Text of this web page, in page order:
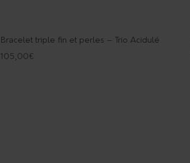
Bracelet triple fin et perles – Trio Acidulé
105,00€